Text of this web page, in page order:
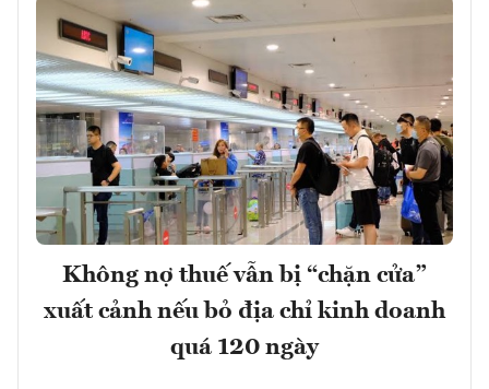
Không nợ thuế vẫn bị “chặn cửa”
xuất cảnh nếu bỏ địa chỉ kinh doanh
quá 120 ngày